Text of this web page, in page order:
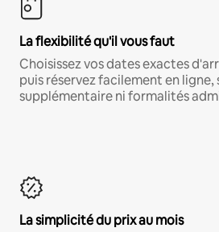
La flexibilité qu'il vous faut
Choisissez vos dates exactes
puis réservez facilement en ligne,
supplémentaire ni formalités
La simplicité du prix au mois